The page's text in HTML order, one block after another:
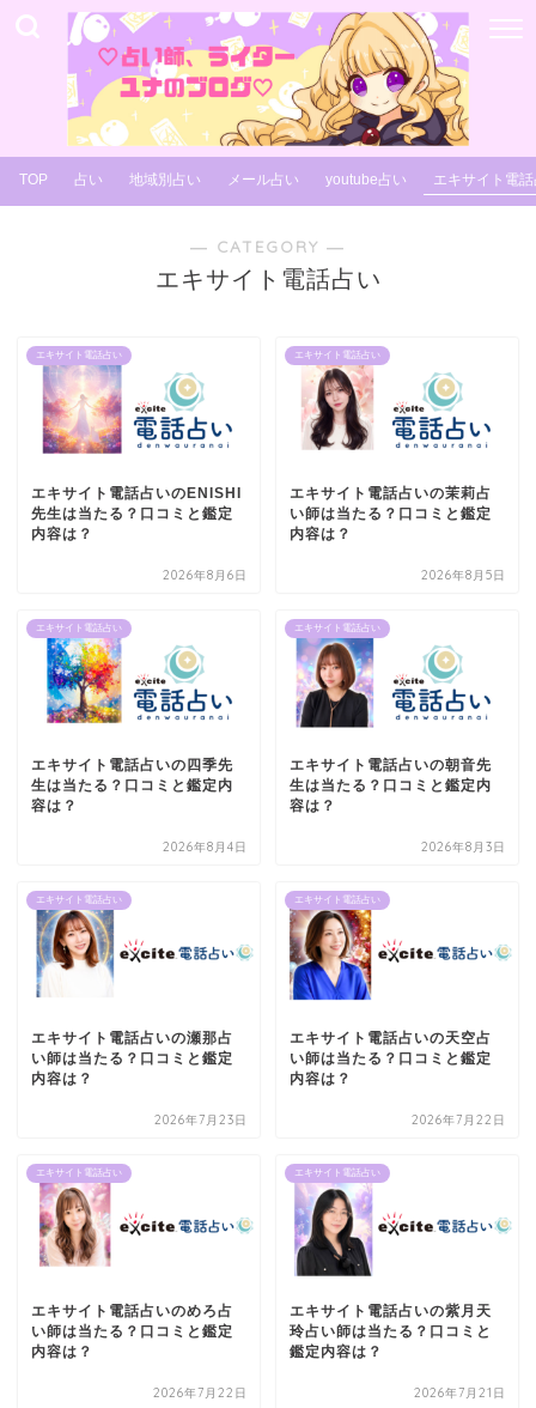
TOP 占い 地域別占い メール占い youtube占い エキサイト電
― CATEGORY ―
エキサイト電話占い
エキサイト電話占い
エキサイト電話占いのENISHI
先生は当たる？口コミと鑑定
内容は？
2026年8月6日
エキサイト電話占い
エキサイト電話占いの茉莉占
い師は当たる？口コミと鑑定
内容は？
2026年8月5日
エキサイト電話占い
エキサイト電話占いの四季先
生は当たる？口コミと鑑定内
容は？
2026年8月4日
エキサイト電話占い
エキサイト電話占いの朝音先
生は当たる？口コミと鑑定内
容は？
2026年8月3日
エキサイト電話占い
エキサイト電話占いの瀬那占
い師は当たる？口コミと鑑定
内容は？
2026年7月23日
エキサイト電話占い
エキサイト電話占いの天空占
い師は当たる？口コミと鑑定
内容は？
2026年7月22日
エキサイト電話占い
エキサイト電話占いのめろ占
い師は当たる？口コミと鑑定
内容は？
2026年7月22日
エキサイト電話占い
エキサイト電話占いの紫月天
玲占い師は当たる？口コミと
鑑定内容は？
2026年7月21日